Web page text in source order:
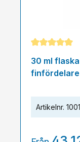
30 ml
finfördelare
Artikelnr.